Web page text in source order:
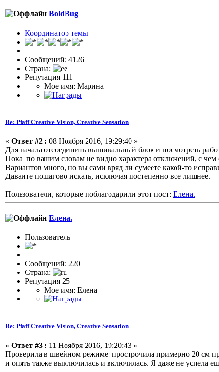
BoldBug
Координатор темы
Сообщений: 4126
Страна:
Репутация 111
Мое имя: Марина
Re: Pfaff Creative Vision, Creative Sensation
« Ответ #2 : 08 Ноября 2016, 19:29:40 »
Для начала отсоединить вышивальный блок и посмотреть
Пока по вашим словам не видно характера отключений, с чем
Вариантов много, но вы сами вряд ли сумеете какой-то
Давайте пошагово искать, исключая постепенно все лишнее.
Пользователи, которые поблагодарили этот пост: Елена.
Елена.
Пользовaтeль
Сообщений: 220
Страна:
Репутация 25
Мое имя: Елена
Re: Pfaff Creative Vision, Creative Sensation
« Ответ #3 : 11 Ноября 2016, 19:20:43 »
Проверила в швейном режиме: прострочила примерно 20 см
и опять также выключилась и включилась. Я даже не успела